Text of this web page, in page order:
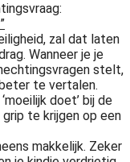
zal dat laten
Wanneer je je
stelt,
te vertalen.
doet’ bij de
te krijgen op een
makkelijk. Zeker